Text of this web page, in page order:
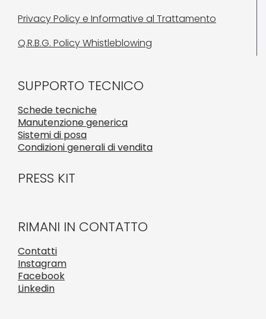
Privacy Policy e Informative al Trattamento
Q.R.B.G. Policy Whistleblowing
SUPPORTO TECNICO
Schede tecniche
Manutenzione generica
Sistemi di posa
Condizioni generali di vendita
PRESS KIT
RIMANI IN CONTATTO
Contatti
Instagram
Facebook
Linkedin